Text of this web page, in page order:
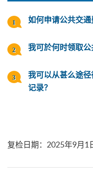
如何申请公共交通
我可於何时领取公
我可以从甚么途
记录？
复检日期： 2025年9月1